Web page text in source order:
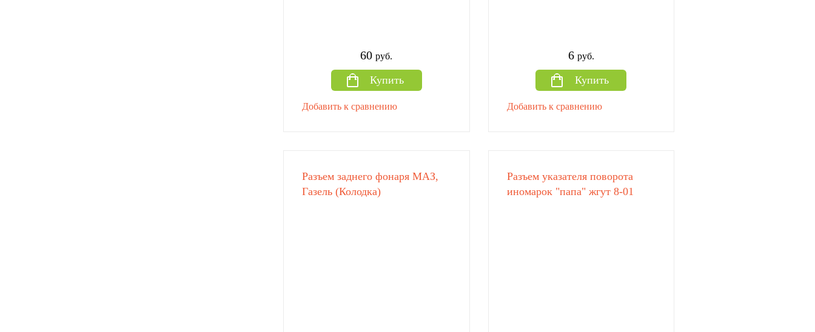
60 руб.
Купить
Добавить к сравнению
6 руб.
Купить
Добавить к сравнению
Разъем заднего фонаря МАЗ,
Газель (Колодка)
Разъем указателя поворота
иномарок "папа" жгут 8-01